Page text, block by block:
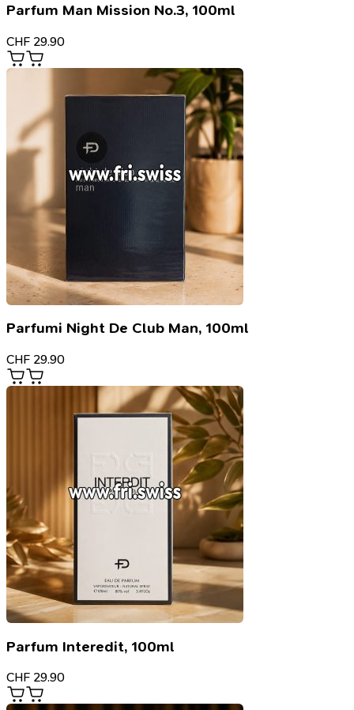
Parfum Man Mission No.3, 100ml
CHF 29.90
Parfumi Night De Club Man, 100ml
CHF 29.90
Parfum Interedit, 100ml
CHF 29.90